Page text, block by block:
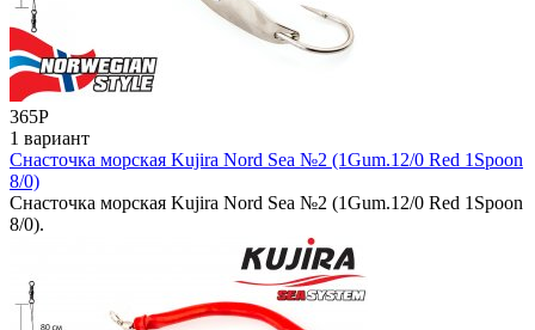
365Р
1 вариант
Снасточка морская Kujira Nord Sea №2 (1Gum.12/0 Red 1Spoon
8/0)
Снасточка морская Kujira Nord Sea №2 (1Gum.12/0 Red 1Spoon
8/0).